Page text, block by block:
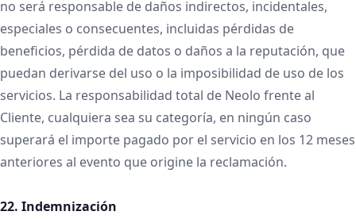
no será responsable de daños indirectos, incidentales,
especiales o consecuentes, incluidas pérdidas de
beneficios, pérdida de datos o daños a la reputación, que
puedan derivarse del uso o la imposibilidad de uso de los
servicios. La responsabilidad total de Neolo frente al
Cliente, cualquiera sea su categoría, en ningún caso
superará el importe pagado por el servicio en los 12 meses
anteriores al evento que origine la reclamación.
22. Indemnización